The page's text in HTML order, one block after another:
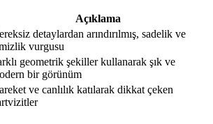
Açıklama
detaylardan arındırılmış, sadelik ve
vurgusu
geometrik şekiller kullanarak şık ve
bir görünüm
ve canlılık katılarak dikkat çeken